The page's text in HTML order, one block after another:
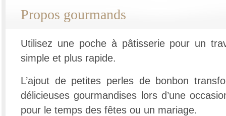
Propos gourmands
Utilisez une poche à pâtisserie pour un
simple et plus rapide.
L’ajout de petites perles de bonbon
délicieuses gourmandises lors d’une
pour le temps des fêtes ou un mariage.